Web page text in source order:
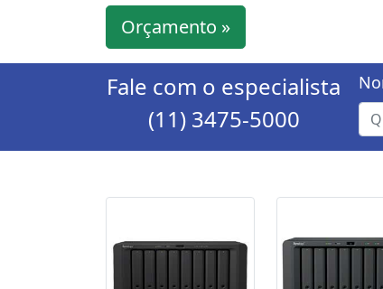
Orçamento »
Fale com o especialista
(11) 3475-5000